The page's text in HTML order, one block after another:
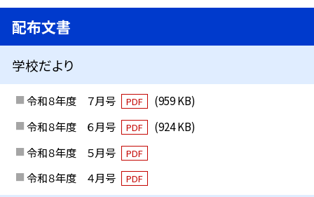
配布文書
学校だより
令和８年度 ７月号 PDF
(959 KB)
令和８年度 ６月号
PDF
(924 KB)
令和８年度 ５月号
PDF
令和８年度 ４月号 PDF